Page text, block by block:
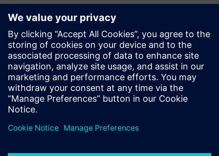
Дизайн-центру та Teamcenter
Компанія: Гольф Каллавей
Розташування: Каліфорнія, США
Програмне забезпечення Siemens: Дизайн-центр
Переглянути більше тематичних досліджень